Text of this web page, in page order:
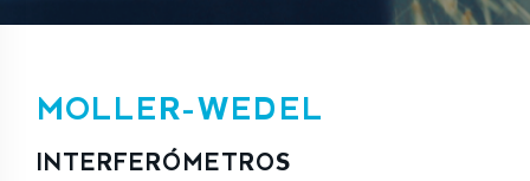
MOLLER-WEDEL
INTERFERÓMETROS